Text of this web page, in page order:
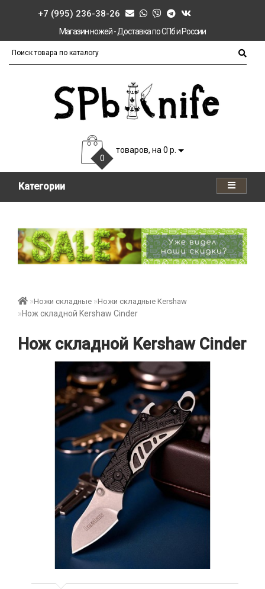
+7 (995) 236-38-26
Магазин ножей - Доставка по СПб и России
0
товаров, на 0 р.
Категории
Ножи складные Ножи складные Kershaw
Нож складной Kershaw Cinder
Нож складной Kershaw Cinder